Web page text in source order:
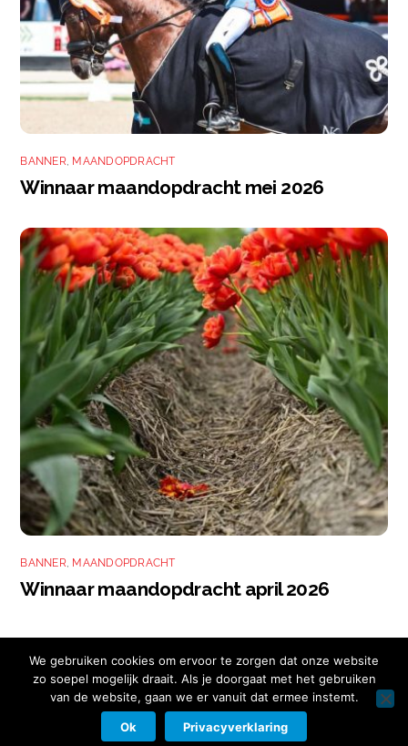
BANNER MAANDOPDRACHT
Winnaar maandopdracht mei 2026
BANNER, MAANDOPDRACHT
Winnaar maandopdracht april 2026
Copyright © 2026 Nikon Club Nederland |Cookies|Privacy Beleid
FacebookInstagramTwitterLinkedIn
We gebruiken cookies om ervoor te zorgen dat onze website
zo soepel mogelijk draait. Als je doorgaat met het gebruiken
van de website, gaan we er vanuit dat ermee instemt.
Ok Privacyverklaring